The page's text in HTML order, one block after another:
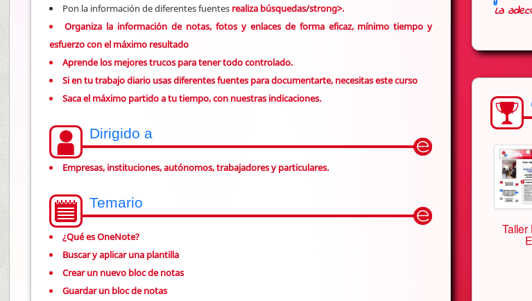
Pon la información de diferentes fuentes realiza búsquedas/strong>.
Organiza la información de notas, fotos y enlaces de forma eficaz, mínimo tiempo y
esfuerzo con el máximo resultado
Aprende losmejores trucos para tener todo controlado.
Si en tu trabajo diario usas diferentes fuentes para documentarte, necesitas este curso
Saca el máximo partido a tu tiempo, con nuestras indicaciones.
Dirigido a
Empresas, instituciones, autónomos, trabajadores y particulares.
Temario
¿Qué es OneNote?
Buscar y aplicar una plantilla
Crear un nuevo bloc de notas
Guardar un bloc de notas
La
Taller